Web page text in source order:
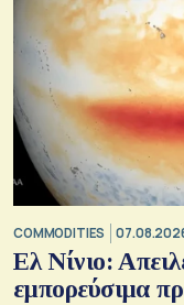
COMMODITIES
Ελ Νίνιο:
εμπορεύσιμα